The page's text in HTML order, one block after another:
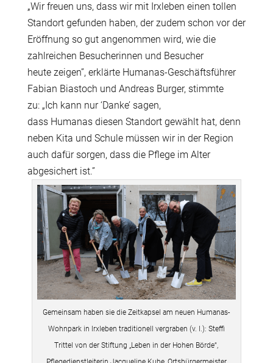
„Wir freuen uns, dass wir mit Irxleben einen tollen
Standort gefunden haben, der zudem schon vor der
Eröffnung so gut angenommen wird, wie die
zahlreichen Besucherinnen und Besucher
heute zeigen”, erklärte Humanas-Geschäftsführer
Fabian Biastoch und Andreas Burger, stimmte
zu: „ Ich kann nur ‘Danke’ sagen,
dass Humanas diesen Standort gewählt hat, denn
neben Kita und Schule müssen wir in der Region
auch dafür sorgen, dass die Pflege im Alter
abgesichert ist.”
Gemeinsam haben sie die Zeitkapsel am neuen Humanas-
Wohnpark in Irxleben traditionell vergraben (v. l.): Steffi
Trittel von der Stiftung „Leben in der Hohen Börde“,